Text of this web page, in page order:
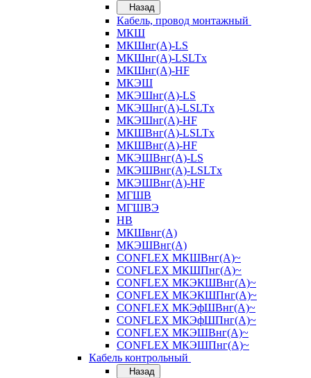
Назад
Кабель, провод монтажный
МКШ
МКШнг(А)-LS
МКШнг(А)-LSLTx
МКШнг(А)-HF
МКЭШ
МКЭШнг(А)-LS
МКЭШнг(А)-LSLTx
МКЭШнг(А)-HF
МКШВнг(A)-LSLTx
МКШВнг(А)-HF
МКЭШВнг(А)-LS
МКЭШВнг(A)-LSLTx
МКЭШВнг(А)-HF
МГШВ
МГШВЭ
НВ
МКШвнг(А)
МКЭШВнг(А)
CONFLEX МКШВнг(А)~
CONFLEX МКШПнг(А)~
CONFLEX МКЭКШВнг(А)~
CONFLEX МКЭКШПнг(А)~
CONFLEX МКЭфШВнг(А)~
CONFLEX МКЭфШПнг(А)~
CONFLEX МКЭШВнг(А)~
CONFLEX МКЭШПнг(А)~
Кабель контрольный
Назад